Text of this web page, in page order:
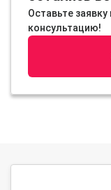
Оставьте
консультацию!